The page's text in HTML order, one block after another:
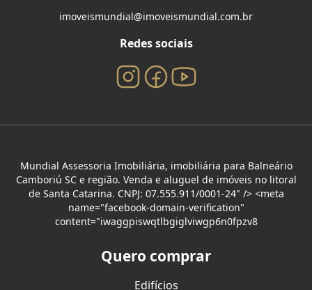
imoveismundial@imoveismundial.com.br
Redes sociais
Mundial Assessoria Imobiliária, imobiliária para Balneário
Camboriú SC e região. Venda e aluguel de imóveis no litoral
de Santa Catarina. CNPJ: 07.555.911/0001-24" /> <meta
name="facebook-domain-verification"
content="iwaggpiswqtlbgiglviwgp6n0fpzv8
Quero comprar
Edifícios